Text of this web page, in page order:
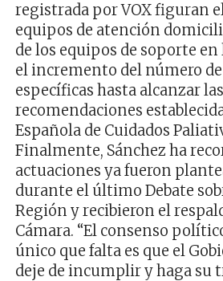
registrada por VOX figuran
equipos de atención
de los equipos de soporte
el incremento del número de
específicas hasta alcanzar las
recomendaciones
Española de Cuidados
Finalmente, Sánchez ha
actuaciones ya fueron
durante el último Debate
Región y recibieron el
Cámara. “El consenso
único que falta es que el
deje de incumplir y haga su